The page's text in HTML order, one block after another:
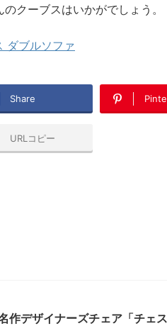
クーブスはいかがでしょう。
ダブルソファ
Share
URLコピー
作デザイナーズチェア「チェ